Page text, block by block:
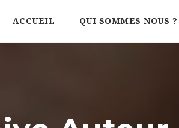
ACCUEIL QUI SOMMES NOUS ?